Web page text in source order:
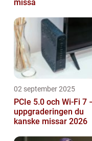
missa
02 september 2025
PCIe 5.0 och Wi-Fi 7
uppgraderingen du
kanske missar 2026